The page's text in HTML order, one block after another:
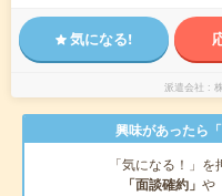
気になる!
派遣会社
興味があったら
「気になる！」
「面談確約」 や